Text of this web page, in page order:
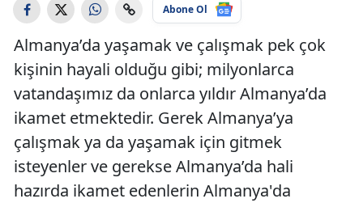
Abone Ol
Almanya’da yaşamak ve çalışmak pek çok
kişinin hayali olduğu gibi; milyonlarca
vatandaşımız da onlarca yıldır Almanya’da
ikamet etmektedir. Gerek Almanya’ya
çalışmak ya da yaşamak için gitmek
isteyenler ve gerekse Almanya’da hali
hazırda ikamet edenlerin Almanya'da